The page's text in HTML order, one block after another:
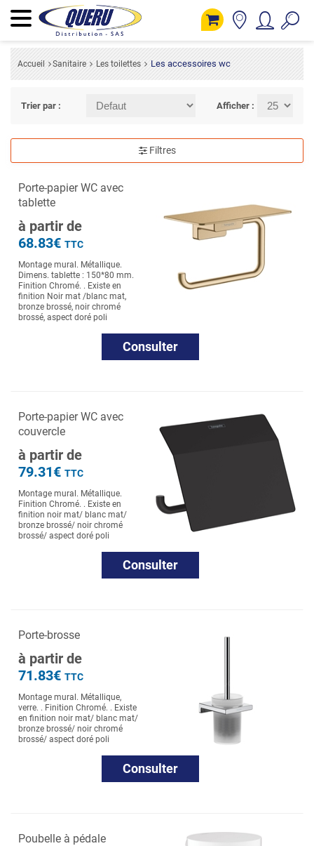
Accueil Sanitaire Les toilettes Les accessoires wc
Trier par : Afficher :
Filtres
Porte-papier WC avec
tablette
à partir de
68.83€ TTC
Montage mural. Métallique.
Dimens. tablette : 150*80 mm.
Finition Chromé. . Existe en
finition Noir mat /blanc mat,
bronze brossé, noir chromé
brossé, aspect doré poli
Consulter
Porte-papier WC avec
couvercle
à partir de
79.31€ TTC
Montage mural. Métallique.
Finition Chromé. . Existe en
finition noir mat/ blanc mat/
bronze brossé/ noir chromé
brossé/ aspect doré poli
Consulter
Porte-brosse
à partir de
71.83€ TTC
Montage mural. Métallique,
verre. . Finition Chromé. . Existe
en finition noir mat/ blanc mat/
bronze brossé/ noir chromé
brossé/ aspect doré poli
Consulter
Poubelle à pédale